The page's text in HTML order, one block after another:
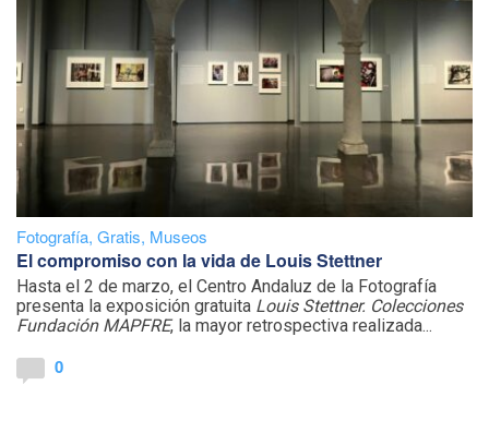
Fotografía, Gratis, Museos
El compromiso con la vida de Louis Stettner
Hasta el 2 de marzo, el Centro Andaluz de la Fotografía
presenta la exposición gratuita Louis Stettner. Colecciones
Fundación MAPFRE, la mayor retrospectiva realizada...
0